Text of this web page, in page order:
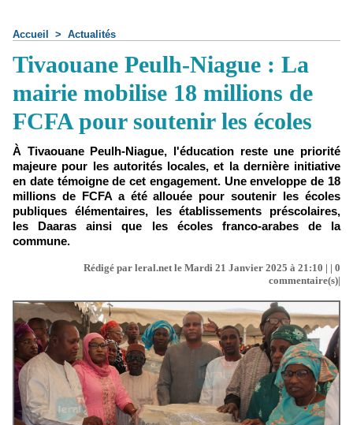
Accueil > Actualités
Tivaouane Peulh-Niague : La
mairie mobilise 18 millions de
FCFA pour soutenir les écoles
À Tivaouane Peulh-Niague, l'éducation reste une priorité
majeure pour les autorités locales, et la dernière initiative
en date témoigne de cet engagement. Une enveloppe de 18
millions de FCFA a été allouée pour soutenir les écoles
publiques élémentaires, les établissements préscolaires,
les Daaras ainsi que les écoles franco-arabes de la
commune.
Rédigé par leral.net le Mardi 21 Janvier 2025 à 21:10 | | 0
commentaire(s)|